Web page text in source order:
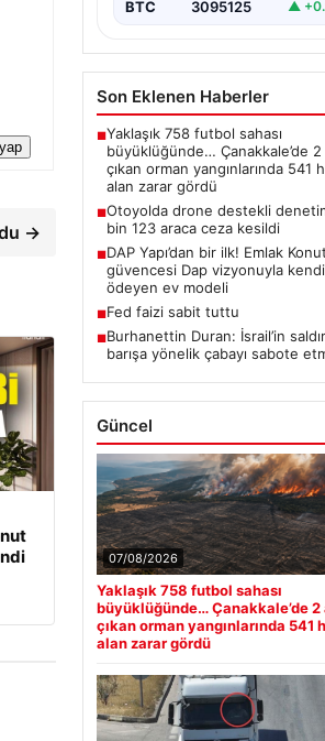
→
BTC 3095125 ▲
Son Eklenen Haberler
■Yaklaşık 758 futbol sahası
büyüklüğünde… Çanakkale’de 2
çıkan orman yangınlarında 541
alan zarar gördü
■Otoyolda drone destekli
bin 123 araca ceza kesildi
■DAP Yapı’dan bir ilk! Emlak Konut
güvencesi Dap vizyonuyla
ödeyen ev modeli
■Fed faizi sabit tuttu
■Burhanettin Duran: İsrail’in
barışa yönelik çabayı sabote
Güncel
07/08/2026
Yaklaşık 758 futbol sahası
büyüklüğünde… Çanakkale’de 2
çıkan orman yangınlarında 541
alan zarar gördü